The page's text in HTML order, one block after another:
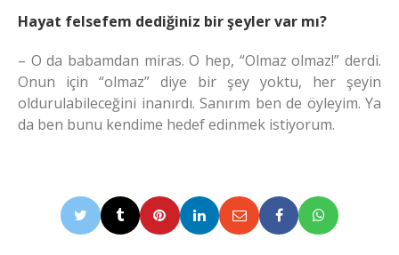
Hayat felsefem dediğiniz bir şeyler var mı?
– O da babamdan miras. O hep, “Olmaz olmaz!” derdi.
Onun için “olmaz” diye bir şey yoktu, her şeyin
oldurulabileceğini inanırdı. Sanırım ben de öyleyim. Ya
da ben bunu kendime hedef edinmek istiyorum.